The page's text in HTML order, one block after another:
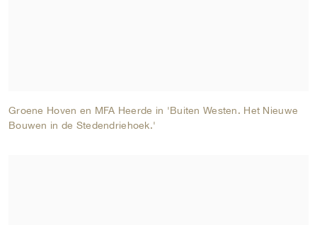
Groene Hoven en MFA Heerde in 'Buiten Westen. Het Nieuwe
Bouwen in de Stedendriehoek.'